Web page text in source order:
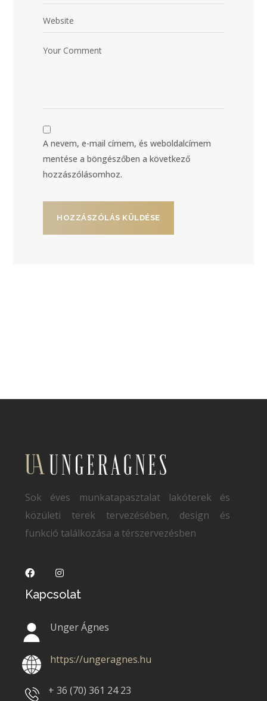
A nevem, e-mail címem, és weboldalcímem
mentése a böngészőben a következő
hozzászólásomhoz.
Sok éves munkatapasztalat lakóterek és
közületi terek tervezésében, design és
funkció találkozása a térszervezésben
Kapcsolat
Unger Ágnes
https://ungeragnes.hu
+ 36 (70)361 24 23